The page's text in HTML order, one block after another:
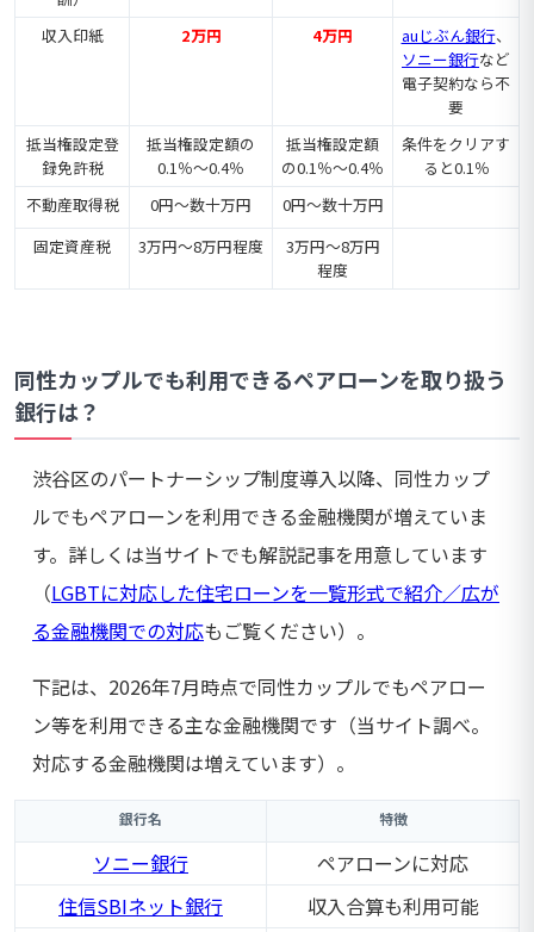
収入印紙 2万円 4万円 auじぶん銀行、
ソニー銀行など
電子契約なら不
要
抵当権設定登
録免許税
抵当権設定額の
0.1％～0.4％
抵当権設定額
の0.1％～0.4％
条件をクリアす
ると0.1％
不動産取得税
0円～数十万円
0円～数十万円
固定資産税
3万円～8万円程度
3万円～8万円
程度
同性カップルでも利用できるペアローンを取り扱う
銀行は？
渋谷区のパートナーシップ制度導入以降、同性カップ
ルでもペアローンを利用できる金融機関が増えていま
す。詳しくは当サイトでも解説記事を用意しています
（LGBTに対応した住宅ローンを一覧形式で紹介／広が
る金融機関での対応もご覧ください）。
下記は、2026年7月時点で同性カップルでもペアロー
ン等を利用できる主な金融機関です（当サイト調べ。
対応する金融機関は増えています）。
銀行名 特徴
ソニー銀行
ペアローンに対応
住信SBIネット銀行
収入合算も利用可能